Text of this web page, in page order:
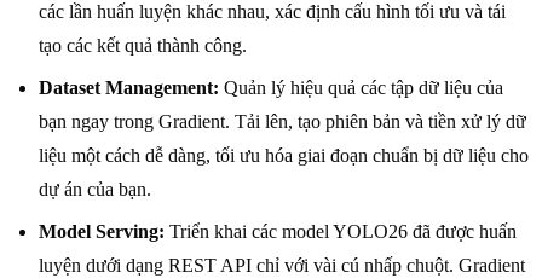
các lần huấn luyện khác nhau, xác định cấu hình tối ưu và tái
tạo các kết quả thành công.
Dataset Management: Quản lý hiệu quả các tập dữ liệu của
bạn ngay trong Gradient. Tải lên, tạo phiên bản và tiền xử lý dữ
liệu một cách dễ dàng, tối ưu hóa giai đoạn chuẩn bị dữ liệu cho
dự án của bạn.
Model Serving: Triển khai các model YOLO26 đã được huấn
luyện dưới dạng REST API chỉ với vài cú nhấp chuột. Gradient